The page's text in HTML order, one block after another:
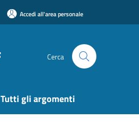
Accedi all'area personale
Cerca
Tutti gli argomenti